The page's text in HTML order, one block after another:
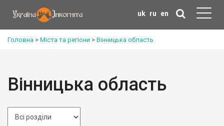
uk ru en
Головна > Міста та регіони > Вінницька область
Вінницька область